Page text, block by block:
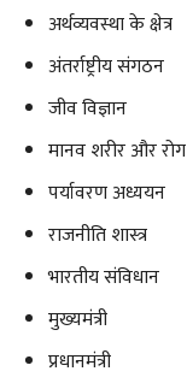
अर्थव्यवस्था के क्षेत्र
अंतर्राष्ट्रीय संगठन
जीव विज्ञान
मानव शरीर और रोग
पर्यावरण अध्ययन
राजनीति शास्त्र
भारतीय संविधान
मुख्यमंत्री
प्रधानमंत्री